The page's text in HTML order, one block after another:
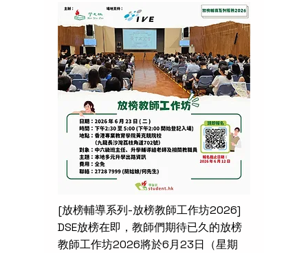
[放榜輔導系列-放榜教師工作坊2026]
DSE放榜在即，教師們期待已久的放榜
教師工作坊2026將於6月23日（星期